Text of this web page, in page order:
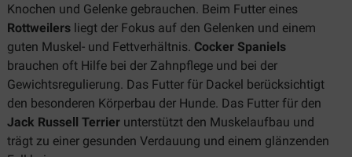
Knochen und Gelenke gebrauchen. Beim Futter eines
Rottweilers liegt der Fokus auf den Gelenken und einem
guten Muskel- und Fettverhältnis. Cocker Spaniels
brauchen oft Hilfe bei der Zahnpflege und bei der
Gewichtsregulierung. Das Futter für Dackel berücksichtigt
den besonderen Körperbau der Hunde. Das Futter für den
Jack Russell Terrier unterstützt den Muskelaufbau und
trägt zu einer gesunden Verdauung und einem glänzenden